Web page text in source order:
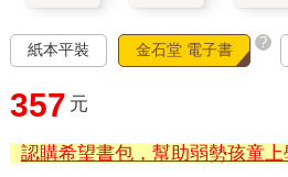
紙本平裝 金石堂 電子書 ?
357 元
認購希望書包，幫助弱勢孩童上